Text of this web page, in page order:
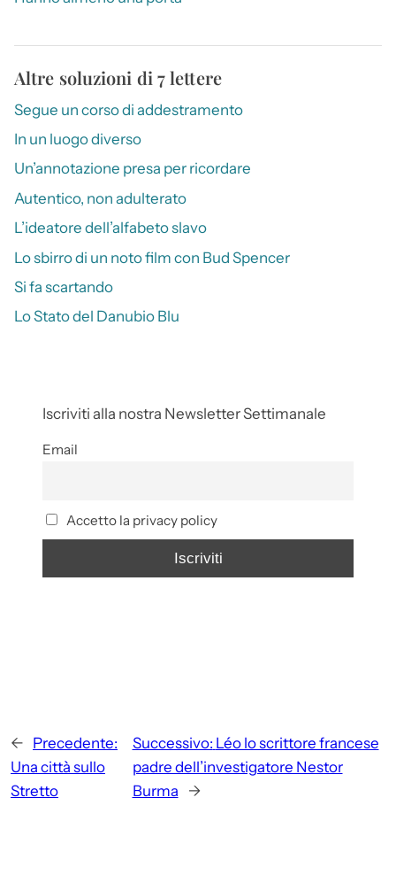
Altre soluzioni di 7 lettere
Segue un corso di addestramento
In un luogo diverso
Un’annotazione presa per ricordare
Autentico, non adulterato
L’ideatore dell’alfabeto slavo
Lo sbirro di un noto film con Bud Spencer
Si fa scartando
Lo Stato del Danubio Blu
Iscriviti alla nostra Newsletter Settimanale
Email
Accetto la privacy policy
← Precedente:
Una città sullo
Stretto
Successivo: Léo lo scrittore francese
padre dell’investigatore Nestor
Burma
→